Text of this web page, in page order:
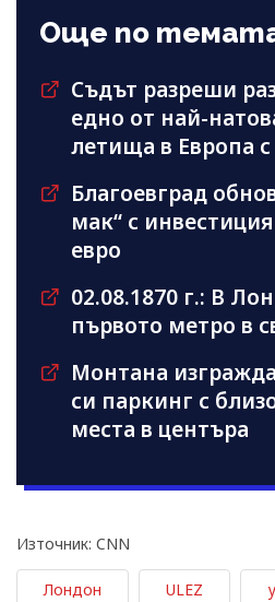
Още по
Съдът разреши
едно от най-
летища в Европа с
Благоевград
мак“ с
евро
02.08.1870 г.: В
първото метро в
Монтана
си паркинг с
места в центъра
Източник: CNN
Лондон ULEZ